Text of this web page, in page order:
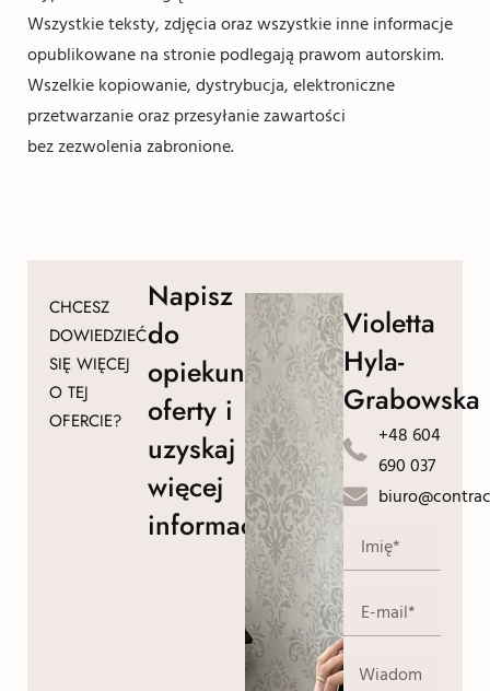
Wszystkie teksty, zdjęcia oraz wszystkie inne informacje
opublikowane na stronie podlegają prawom autorskim.
Wszelkie kopiowanie, dystrybucja, elektroniczne
przetwarzanie oraz przesyłanie zawartości
bez zezwolenia zabronione.
CHCESZ
DOWIEDZIEĆ
SIĘ WIĘCEJ
O TEJ
OFERCIE?
Napisz
do
opiekuna
oferty i
uzyskaj
więcej
informacji!
Violetta
Hyla-
Grabowska
+48 604
690 037